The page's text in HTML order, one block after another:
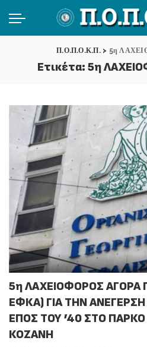
Π.Ο.Π.Ο.Κ.Π.> 5η
Ετικέτα: 5η
5η ΛΑΧΕΙΟΦΟΡΟΣ ΑΓΟΡΑ
ΕΦΚΑ) ΓΙΑ ΤΗΝ
ΕΠΟΣ ΤΟΥ ’40 ΣΤΟ
ΚΟΖΑΝΗ